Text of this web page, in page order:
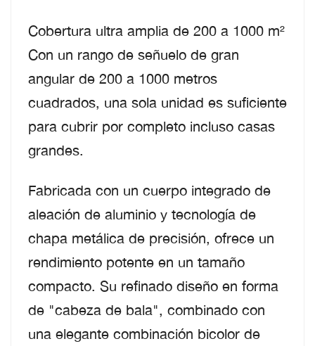
Cobertura ultra amplia de 200 a 1000 m²
Con un rango de señuelo de gran
angular de 200 a 1000 metros
cuadrados, una sola unidad es suficiente
para cubrir por completo incluso casas
grandes.
Fabricada con un cuerpo integrado de
aleación de aluminio y tecnología de
chapa metálica de precisión, ofrece un
rendimiento potente en un tamaño
compacto. Su refinado diseño en forma
de "cabeza de bala", combinado con
una elegante combinación bicolor de